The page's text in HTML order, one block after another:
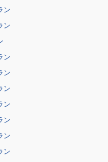
ン
ン
ン
ン
ン
ン
ン
ン
ン